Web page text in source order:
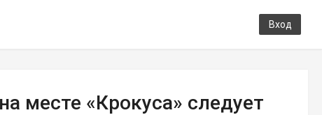
Вход
месте «Крокуса» следует